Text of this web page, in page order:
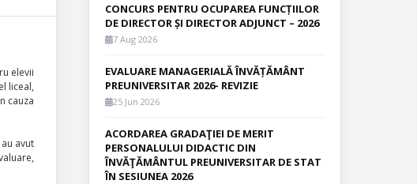
elevii
liceal,
cauza
avut
CONCURS PENTRU OCUPAREA FUNCȚIILOR
DE DIRECTOR ȘI DIRECTOR ADJUNCT – 2026
7 Aug 2026
EVALUARE MANAGERIALĂ ÎNVĂȚĂMÂNT
PREUNIVERSITAR 2026- REVIZIE
25 Jun 2026
ACORDAREA GRADAŢIEI DE MERIT
PERSONALULUI DIDACTIC DIN
ÎNVĂŢĂMÂNTUL PREUNIVERSITAR DE STAT
ÎN SESIUNEA 2026